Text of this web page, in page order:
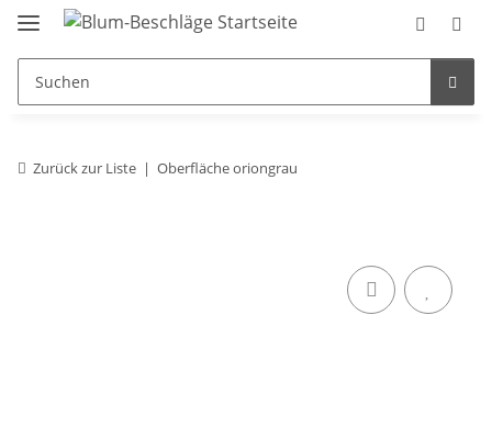
Zurück zur Liste Oberfläche oriongrau